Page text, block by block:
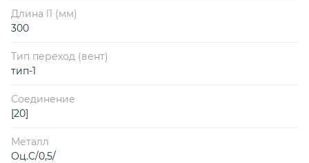
Длина l1 (мм)
300
Тип переход (вент)
тип-1
Соединение
[20]
Металл
Оц.С/0,5/